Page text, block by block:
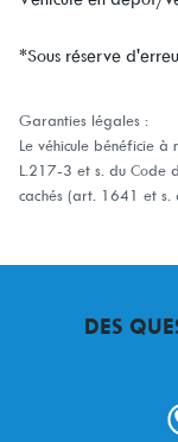
*Sous réserve
Garanties légales :
Le véhicule bénéficie
L.217-3 et s. du Code
cachés (art. 1641 et s.
DES